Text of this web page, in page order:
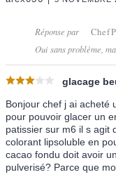
Réponse par
Oui sans problème,
glacage
Bonjour chef j ai acheté
pour pouvoir glacer un
patissier sur m6 il s agit
colorant lipsoluble en
cacao fondu doit avoir
pulverisé? Parce que